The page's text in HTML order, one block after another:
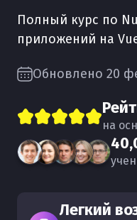
Полный курс по
приложений на
Обновлено 20
на
Легкий